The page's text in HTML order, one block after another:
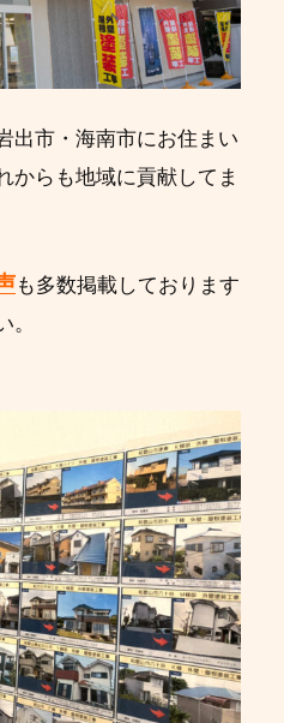
出市・海南市にお住まい
からも地域に貢献してま
も多数掲載しております